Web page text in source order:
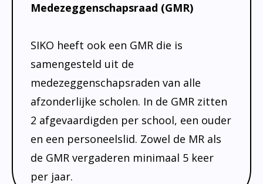
Medezeggenschapsraad (GMR)
SIKO heeft ook een GMR die is
samengesteld uit de
medezeggenschapsraden van alle
afzonderlijke scholen. In de GMR zitten
2 afgevaardigden per school, een ouder
en een personeelslid. Zowel de MR als
de GMR vergaderen minimaal 5 keer
per jaar.